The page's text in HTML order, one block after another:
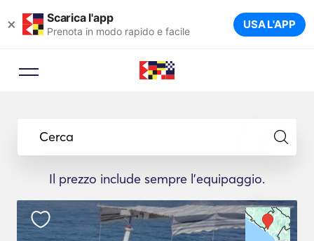
× Scarica l'app
Prenota in modo rapido e facile USA L'APP
Cerca
Il prezzo include sempre l'equipaggio.